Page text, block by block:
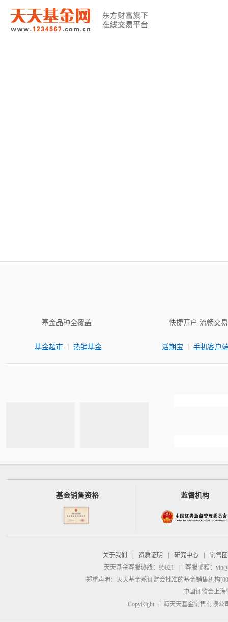
基金品种全覆盖
基金超市 | 热销基金
快捷开户 流畅交易
活期宝 | 手机客户
基金销售资格 监督机构
关于我们 资质证明 研究中心
销售
天天基金客服热线：95021
客服邮箱：
郑重声明： 天天基金系证监会批准的基金销售机构
中国证监会上
CopyRight 上海天天基金销售有限